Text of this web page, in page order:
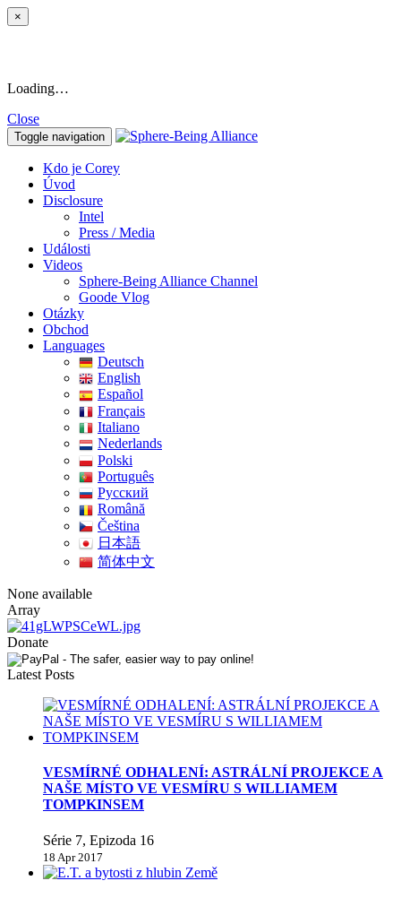
×
Loading…
Close
Toggle navigation
Kdo je Corey
Úvod
Disclosure
Intel
Press / Media
Události
Videos
Sphere-Being Alliance Channel
Goode Vlog
Otázky
Obchod
Languages
Deutsch
English
Español
Français
Italiano
Nederlands
Polski
Português
Pусский
Română
Čeština
日本語
简体中文
None available
Array
Donate
Latest Posts
VESMÍRNÉ ODHALENÍ: ASTRÁLNÍ PROJEKCE A
NAŠE MÍSTO VE VESMÍRU S WILLIAMEM
TOMPKINSEM
Série 7, Epizoda 16
18 Apr 2017